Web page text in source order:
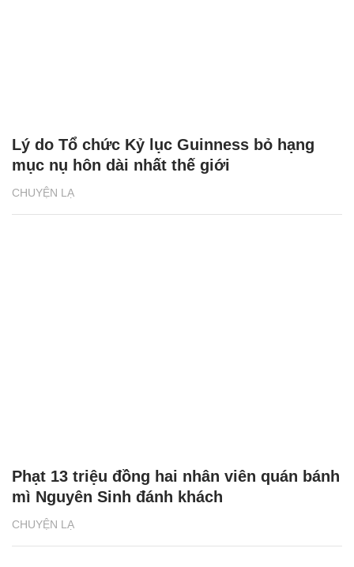
CHUYỆN LẠ
Lý do Tổ chức Kỷ lục Guinness bỏ hạng
mục nụ hôn dài nhất thế giới
CHUYỆN LẠ
Phạt 13 triệu đồng hai nhân viên quán bánh
mì Nguyên Sinh đánh khách